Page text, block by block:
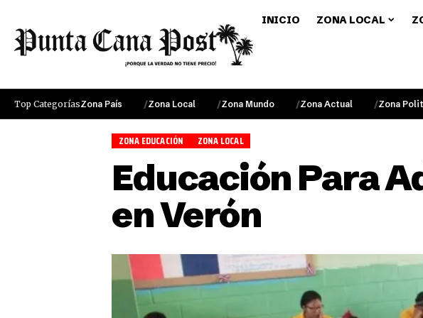
INICIO ZONA LOCAL
Top CategoríasZona País Zona Local Zona Mundo Zona Actual Zona
ZONA EDUCACIÓN ZONA LOCAL
Educación Para
en Verón